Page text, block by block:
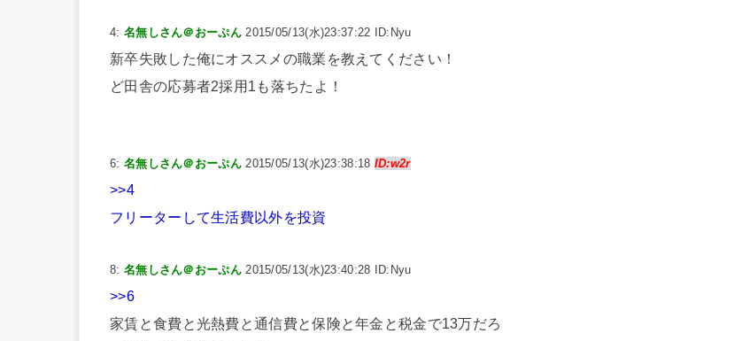
4: 名無しさん＠おーぷん2015/05/13(水)23:37:22 ID:Nyu
新卒失敗した俺にオススメの職業を教えてください！
ど田舎の応募者2採用1も落ちたよ！
6: 名無しさん＠おーぷん2015/05/13(水)23:38:18 ID:w2r
>>4
フリーターして生活費以外を投資
8: 名無しさん＠おーぷん2015/05/13(水)23:40:28 ID:Nyu
>>6
家賃と食費と光熱費と通信費と保険と年金と税金で13万だろ